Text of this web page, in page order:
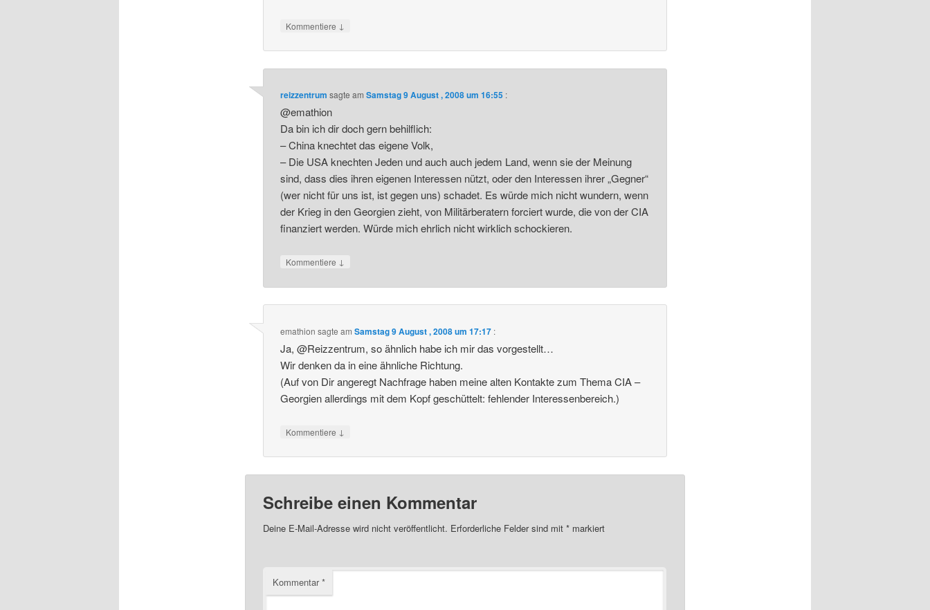
Kommentiere ↓
reizzentrum sagte amSamstag 9 August , 2008 um 16:55 :
@emathion
Da bin ich dir doch gern behilflich:
– China knechtet das eigene Volk,
– Die USA knechten Jeden und auch auch jedem Land, wenn sie der Meinung
sind, dass dies ihren eigenen Interessen nützt, oder den Interessen ihrer „Gegner“
(wer nicht für uns ist, ist gegen uns) schadet. Es würde mich nicht wundern, wenn
der Krieg in den Georgien zieht, von Militärberatern forciert wurde, die von der CIA
finanziert werden. Würde mich ehrlich nicht wirklich schockieren.
Kommentiere ↓
emathion sagte amSamstag 9 August , 2008 um 17:17 :
Ja, @Reizzentrum, so ähnlich habe ich mir das vorgestellt…
Wir denken da in eine ähnliche Richtung.
(Auf von Dir angeregt Nachfrage haben meine alten Kontakte zum Thema CIA –
Georgien allerdings mit dem Kopf geschüttelt: fehlender Interessenbereich.)
Kommentiere ↓
Schreibe einen Kommentar
Deine E-Mail-Adresse wird nicht veröffentlicht. Erforderliche Felder sind mit *markiert
Kommentar*